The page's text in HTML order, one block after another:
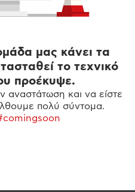
μας κάνει τα
το τεχνικό
προέκυψε.
αναστάτωση και να είστε
πολύ σύντομα.